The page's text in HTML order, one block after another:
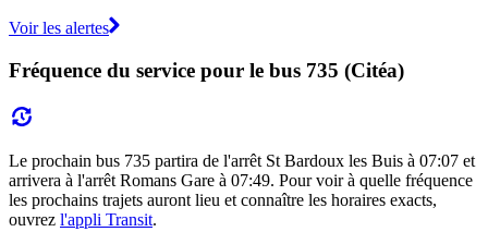
Voir les alertes
Fréquence du service pour le bus 735 (Citéa)
Le prochain bus 735 partira de l'arrêt St Bardoux les Buis à 07:07 et
arrivera à l'arrêt Romans Gare à 07:49. Pour voir à quelle fréquence
les prochains trajets auront lieu et connaître les horaires exacts,
ouvrez l'appli Transit.